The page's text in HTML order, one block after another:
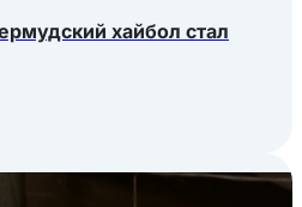
хайбол стал